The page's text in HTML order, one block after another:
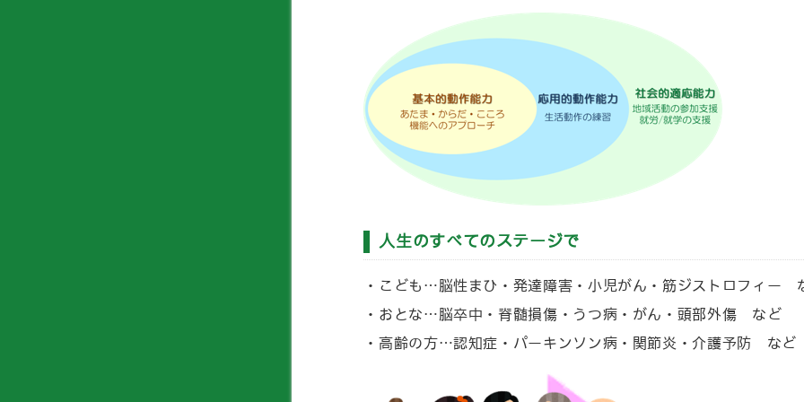
人生のすべてのステージで
こども…脳性まひ・発達障害・小児がん・筋ジストロフィー
おとな…脳卒中・脊髄損傷・うつ病・がん・頭部外傷 など
高齢の方…認知症・パーキンソン病・関節炎・介護予防 など